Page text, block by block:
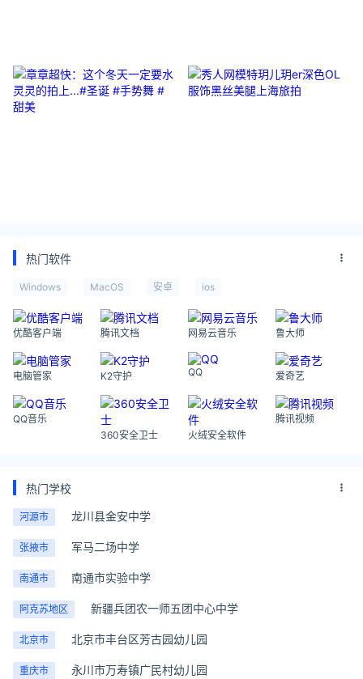
热门软件
Windows MacOS 安卓 ios
优酷客户端 腾讯文档 网易云音乐 鲁大师
电脑管家 K2守护 QQ 爱奇艺
QQ音乐
360安全卫士
火绒安全软件
腾讯视频
热门学校
河源市 龙川县金安中学
张掖市 军马二场中学
南通市 南通市实验中学
阿克苏地区 新疆兵团农一师五团中心中学
北京市 北京市丰台区芳古园幼儿园
重庆市 永川市万寿镇广民村幼儿园